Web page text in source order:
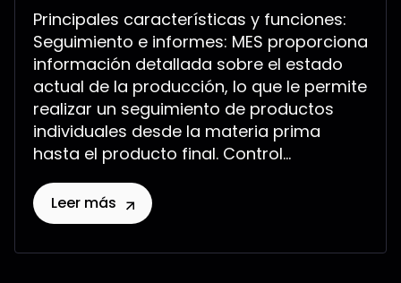
Principales características y funciones:
Seguimiento e informes: MES proporciona
información detallada sobre el estado
actual de la producción, lo que le permite
realizar un seguimiento de productos
individuales desde la materia prima
hasta el producto final. Control...
Leer más